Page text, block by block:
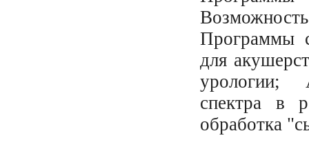
Программы
для
урологии;
спектра в
обработка